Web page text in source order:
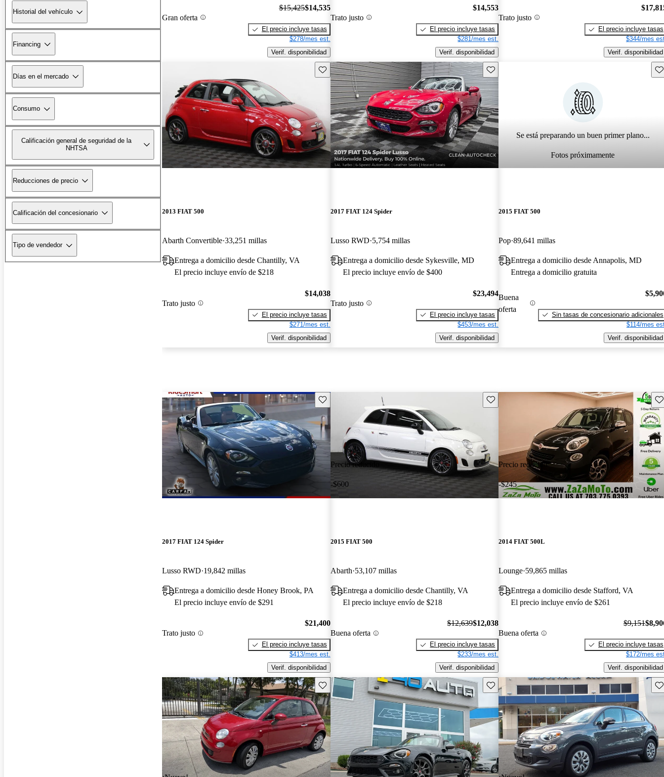
Historial del vehículo
Financing
Días en el mercado
Consumo
Calificación general de seguridad de la
NHTSA
Reducciones de precio
Calificación del concesionario
Tipo de vendedor
Gran oferta
$15,425$14,535
El precio incluye tasas
$278/mes est.
Verif. disponibilidad
Trato justo
$14,553
El precio incluye tasas
$281/mes est.
Verif. disponibilidad
Trato justo
El precio incluye tasas
$344/mes
Verif. disponibilidad
Guarda este Aviso
2013 FIAT 500
Abarth Convertible 33,251 millas
Entrega a domicilio desde Chantilly, VA
El precio incluye envío de $218
Trato justo
$14,038
El precio incluye tasas
$271/mes est.
Verif. disponibilidad
Guarda este Aviso
2017 FIAT 124 Spider
Lusso RWD 5,754 millas
Entrega a domicilio desde Sykesville, MD
El precio incluye envío de $400
Trato justo
$23,494
El precio incluye tasas
$453/mes est.
Verif. disponibilidad
Se está preparando un buen primer plano...
Fotos próximamente
2015 FIAT 500
Pop 89,641 millas
Entrega a domicilio desde Annapolis, MD
Entrega a domicilio gratuita
Buena
oferta
Sin tasas de concesionario adicionales
$114/mes
Verif. disponibilidad
Guarda este Aviso
2017 FIAT 124 Spider
Lusso RWD 19,842 millas
Entrega a domicilio desde Honey Brook, PA
El precio incluye envío de $291
Trato justo
$21,400
El precio incluye tasas
$413/mes est.
Verif. disponibilidad
Precio reducido
-$600
Guarda este Aviso
2015 FIAT 500
Abarth 53,107 millas
Entrega a domicilio desde Chantilly, VA
El precio incluye envío de $218
Buena oferta
$12,639$12,038
El precio incluye tasas
$233/mes est.
Verif. disponibilidad
Precio reducido
-$245
2014 FIAT 500L
Lounge 59,865 millas
Entrega a domicilio desde Stafford, VA
El precio incluye envío de $261
Buena oferta
$9,151
El precio incluye tasas
$172/mes
Verif. disponibilidad
Guarda este Aviso Guarda este Aviso